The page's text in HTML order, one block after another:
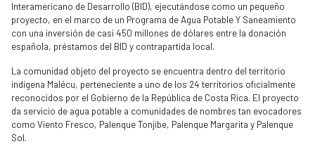
Interamericano de Desarrollo (BID), ejecutándose como un pequeño
proyecto, en el marco de un Programa de Agua Potable Y Saneamiento
con una inversión de casi 450 millones de dólares entre la donación
española, préstamos del BID y contrapartida local.
La comunidad objeto del proyecto se encuentra dentro del territorio
indígena Malécu, perteneciente a uno de los 24 territorios oficialmente
reconocidos por el Gobierno de la República de Costa Rica. El proyecto
da servicio de agua potable a comunidades de nombres tan evocadores
como Viento Fresco, Palenque Tonjibe, Palenque Margarita y Palenque
Sol.